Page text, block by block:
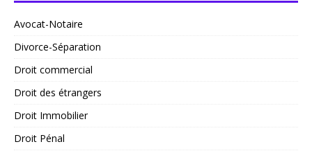
Avocat-Notaire
Divorce-Séparation
Droit commercial
Droit des étrangers
Droit Immobilier
Droit Pénal